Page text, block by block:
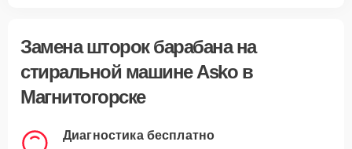
Замена шторок барабанана
стиральной машине Asko в
Магнитогорске
Диагностика бесплатно